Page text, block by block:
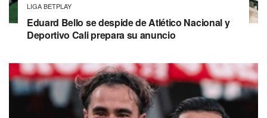
LIGA BETPLAY
Eduard Bello se despide de Atlético Nacional y
Deportivo Cali prepara su anuncio